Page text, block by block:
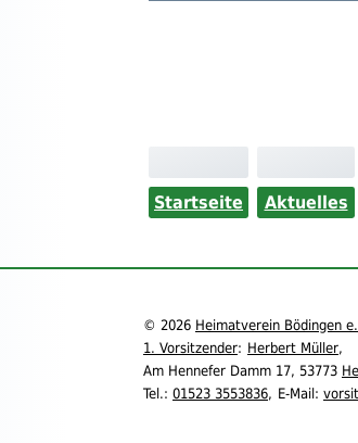
Startseite
Aktuelles
© 2026 Heimatverein Bödingen e.
1. Vorsitzender: Herbert Müller,
Am Hennefer Damm 17, 53773
Tel.: 01523 3553836, E-Mail: